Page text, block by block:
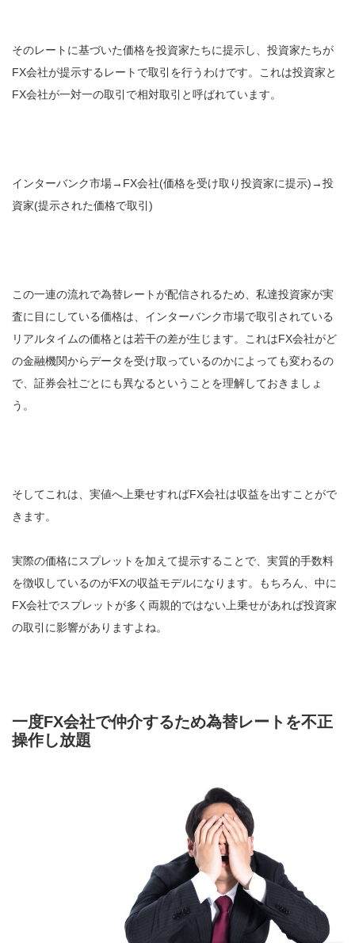
そのレートに基づいた価格を投資家たちに提示し、投資家たちが
FX会社が提示するレートで取引を行うわけです。これは投資家と
FX会社が一対一の取引で相対取引と呼ばれています。
インターバンク市場→FX会社(価格を受け取り投資家に提示)→投
資家(提示された価格で取引)
この一連の流れで為替レートが配信されるため、私達投資家が実
査に目にしている価格は、インターバンク市場で取引されている
リアルタイムの価格とは若干の差が生じます。これはFX会社がど
の金融機関からデータを受け取っているのかによっても変わるの
で、証券会社ごとにも異なるということを理解しておきましょ
う。
そしてこれは、実値へ上乗せすればFX会社は収益を出すことがで
きます。
実際の価格にスプレットを加えて提示することで、実質的手数料
を徴収しているのがFXの収益モデルになります。もちろん、中に
FX会社でスプレットが多く両親的ではない上乗せがあれば投資家
の取引に影響がありますよね。
一度FX会社で仲介するため為替レートを不正
操作し放題